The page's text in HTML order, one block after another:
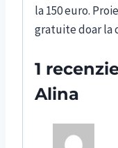
la 150 euro.
gratuite doar la
1
Alina